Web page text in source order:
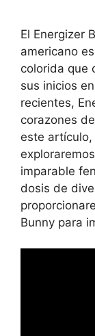
El Energizer
americano
colorida que
sus inicios
recientes,
corazones
este
imparable
dosis de
Bunny para